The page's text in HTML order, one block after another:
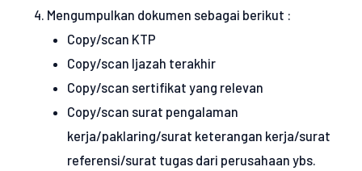
Mengumpulkan dokumen sebagai berikut :
Copy/scan KTP
Copy/scan Ijazah terakhir
Copy/scan sertifikat yang relevan
Copy/scan surat pengalaman
kerja/paklaring/surat keterangan kerja/surat
referensi/surat tugas dari perusahaan ybs.